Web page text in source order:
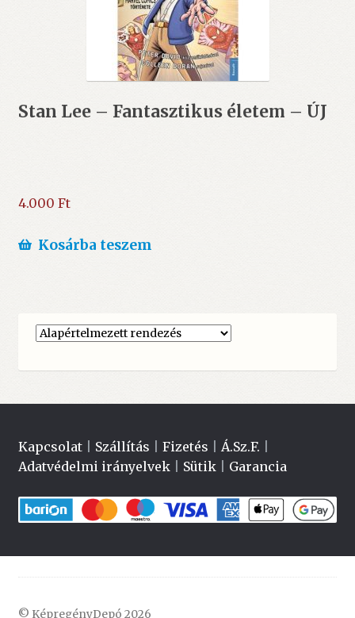
Stan Lee – Fantasztikus életem – ÚJ
4.000 Ft
Kosárba teszem
Kapcsolat| Szállítás Fizetés Á.Sz.F.
Adatvédelmi irányelvek| Sütik| Garancia
© KépregényDepó 2026